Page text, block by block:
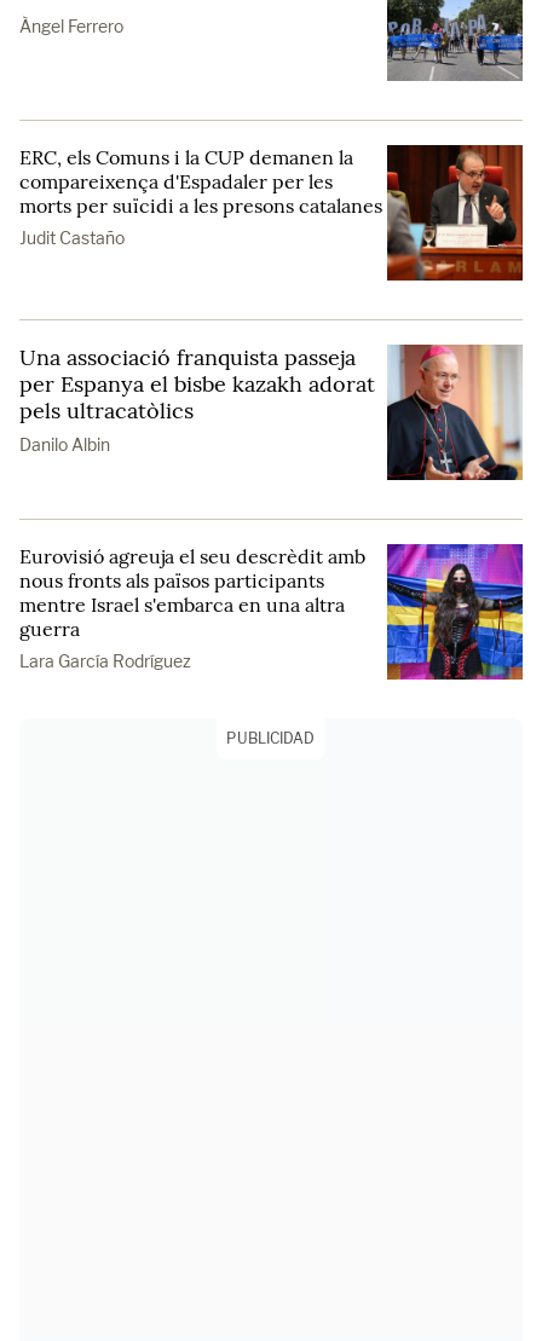
Àngel Ferrero
ERC, els Comuns i la CUP demanen la
compareixença d'Espadaler per les
morts per suïcidi a les presons catalanes
Judit Castaño
Una associació franquista passeja
per Espanya el bisbe kazakh adorat
pels ultracatòlics
Danilo Albin
Eurovisió agreuja el seu descrèdit amb
nous fronts als països participants
mentre Israel s'embarca en una altra
guerra
Lara García Rodríguez
PUBLICIDAD